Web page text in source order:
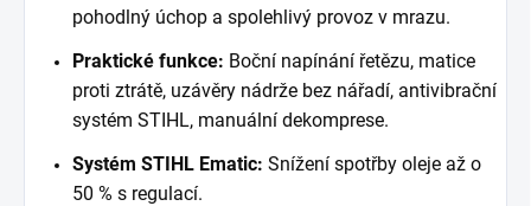
pohodlný úchop a spolehlivý provoz v mrazu.
Praktické funkce: Boční napínání řetězu, matice
proti ztrátě, uzávěry nádrže bez nářadí, antivibrační
systém STIHL, manuální dekomprese.
Systém STIHL Ematic: Snížení spotřby oleje až o
50 % s regulací.